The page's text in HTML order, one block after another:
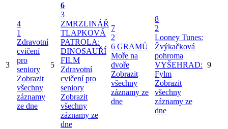
3
4
1
Zdravotní
cvičení
pro
seniory
Zobrazit
všechny
záznamy
ze dne
5
6
3
ZMRZLINÁŘ
TLAPKOVÁ
PATROLA:
DINOSAUŘÍ
FILM
Zdravotní
cvičení pro
seniory
Zobrazit
všechny
záznamy ze
dne
7
2
6 GRAMŮ
Moře na
dvoře
Zobrazit
všechny
záznamy ze
dne
8
2
Looney Tunes:
Žvýkačková
pohroma
VYŠEHRAD:
Fylm
Zobrazit
všechny
záznamy ze
dne
9